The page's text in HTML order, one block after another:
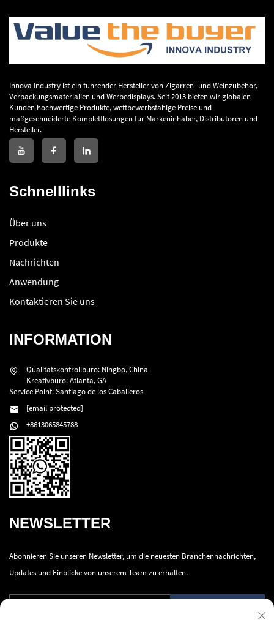
Innova Industry ist ein führender Hersteller von Zigarren- und Weinzubehör,
Verpackungsmaterialien und Werbedisplays. Seit 2013 bieten wir globalen
Kunden hochwertige Produkte, wettbewerbsfähige Preise und
maßgeschneiderte Komplettlösungen für Markeninhaber, Distributoren und
Hersteller.
Schnelllinks
Über uns
Produkte
Nachrichten
Anwendung
Kontaktieren Sie uns
INFORMATION
Qualitätskontrollbüro: Ningbo, China
Kreativbüro: Atlanta, GA
Service Point: Santiago de los Caballeros
[email protected]
+8613065845788
NEWSLETTER
Abonnieren Sie unseren Newsletter, um die neuesten Branchennachrichten,
Updates und Einblicke von unserem Team zu erhalten.